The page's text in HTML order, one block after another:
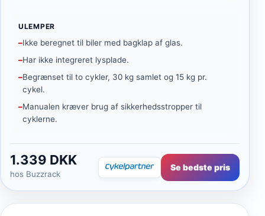
ULEMPER
Ikke beregnet til biler med bagklap af glas.
Har ikke integreret lysplade.
Begrænset til to cykler, 30 kg samlet og 15 kg pr.
cykel.
Manualen kræver brug af sikkerhedsstropper til
cyklerne.
1.339 DKK
hos Buzzrack
Se bedste pris